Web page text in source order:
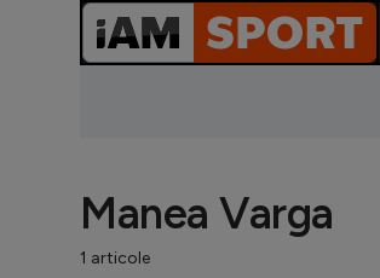
Manea Varga
1 articole